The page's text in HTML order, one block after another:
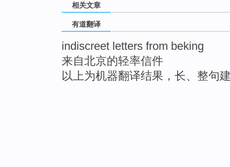
相关文章
有道翻译
indiscreet letters from beking
来自北京的轻率信件
以上为机器翻译结果，长、整句